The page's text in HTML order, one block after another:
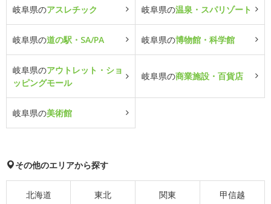
岐阜県のアスレチック 岐阜県の温泉・スパリゾート
岐阜県の道の駅・SA/PA 岐阜県の博物館・科学館
岐阜県のアウトレット・ショ
ッピングモール
岐阜県の商業施設・百貨店
岐阜県の美術館
その他のエリアから探す
北海道 東北 関東 甲信越